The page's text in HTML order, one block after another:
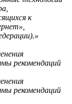
к
рекомендаций
рекомендаций